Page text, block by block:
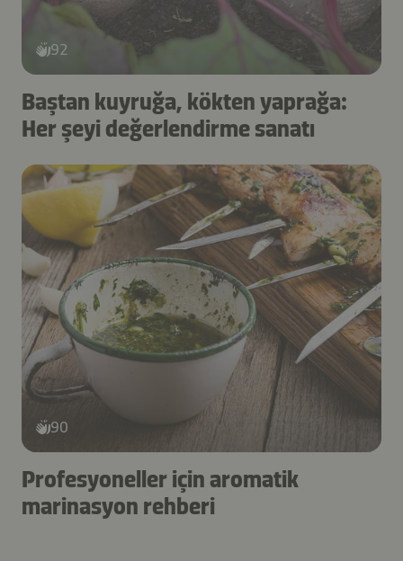
92
Baştan kuyruğa, kökten yaprağa:
Her şeyi değerlendirme sanatı
90
Profesyoneller için aromatik
marinasyon rehberi